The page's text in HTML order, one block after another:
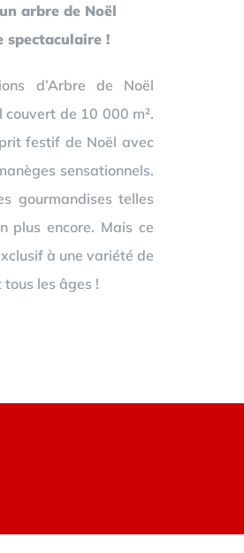
arbre de Noël
spectaculaire !
d’Arbre de Noël
de 10 000 m².
festif de Noël avec
sensationnels.
gourmandises telles
plus encore. Mais ce
à une variété de
les âges !